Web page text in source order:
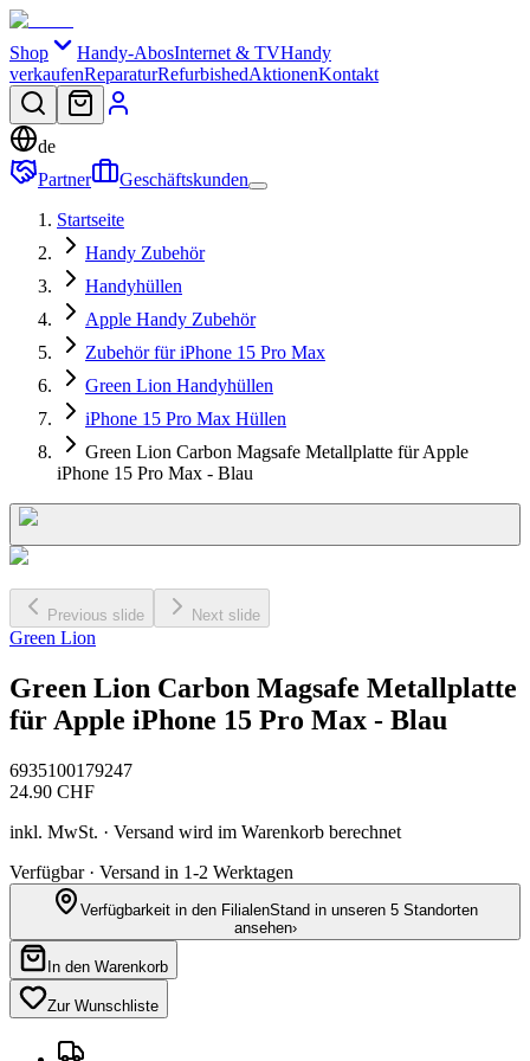
Shop Handy-AbosInternet & TVHandy
verkaufenReparaturRefurbishedAktionenKontakt
de
Partner
Geschäftskunden
Startseite
Handy Zubehör
Handyhüllen
Apple Handy Zubehör
Zubehör für iPhone 15 Pro Max
Green Lion Handyhüllen
iPhone 15 Pro Max Hüllen
Green Lion Carbon Magsafe Metallplatte für Apple
iPhone 15 Pro Max - Blau
Previous slide Next slide
Green Lion
Green Lion Carbon Magsafe Metallplatte
für Apple iPhone 15 Pro Max - Blau
6935100179247
24.90 CHF
inkl. MwSt. · Versand wird im Warenkorb berechnet
Verfügbar · Versand in 1-2 Werktagen
Verfügbarkeit in den FilialenStand in unseren 5 Standorten
ansehen›
In den Warenkorb
Zur Wunschliste